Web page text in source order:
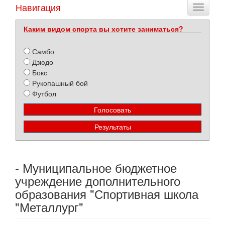
Toggle
Навигация
Каким видом спорта вы хотите заниматься?
Самбо
Дзюдо
Бокс
Рукопашный бой
Футбол
- Муниципальное бюджетное
учреждение дополнительного
образования "Спортивная школа
"Металлург"